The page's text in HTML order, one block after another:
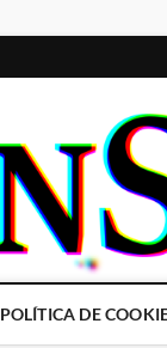
POLÍTICA DE